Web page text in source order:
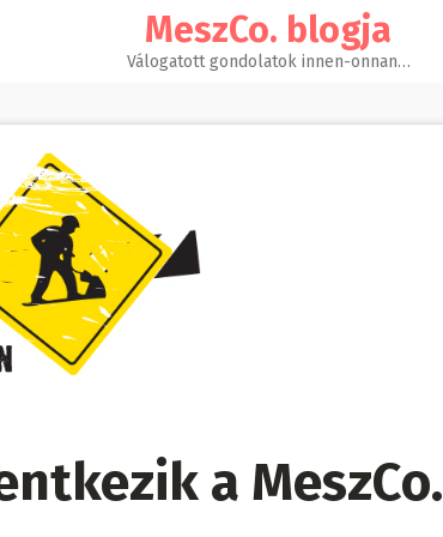
MeszCo. blogja
Válogatott gondolatok innen-onnan…
a MeszCo.